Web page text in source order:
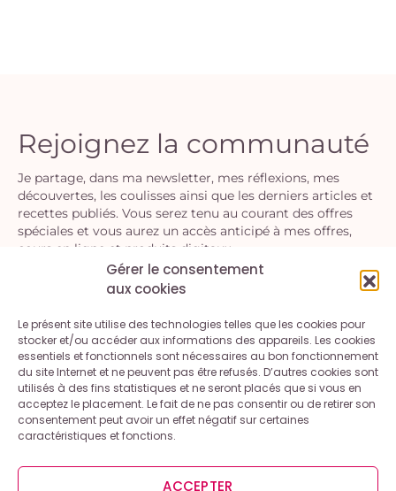
Gérer le consentement
aux cookies
Le présent site utilise des technologies telles que les cookies pour
stocker et/ou accéder aux informations des appareils. Les cookies
essentiels et fonctionnels sont nécessaires au bon fonctionnement
du site Internet et ne peuvent pas être refusés. D’autres cookies sont
utilisés à des fins statistiques et ne seront placés que si vous en
acceptez le placement. Le fait de ne pas consentir ou de retirer son
consentement peut avoir un effet négatif sur certaines
caractéristiques et fonctions.
ACCEPTER
Rejoignez la communauté
Je partage, dans ma newsletter, mes réflexions, mes
découvertes, les coulisses ainsi que les derniers articles et
recettes publiés. Vous serez tenu au courant des offres
spéciales et vous aurez un accès anticipé à mes offres,
cours en ligne et produits digitaux.
En vous inscrivant, vous acceptez la politique de confidentialité.
Vous pouvez vous désinscrire à tout moment.
Mentions légales et conditions générales d’utilisation